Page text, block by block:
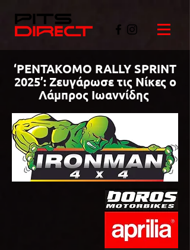
‘PENTAKOMO RALLY SPRINT
2025’: Ζευγάρωσε τις Νίκες ο
Λάμπρος Ιωαννίδης
©PITSDIRECT